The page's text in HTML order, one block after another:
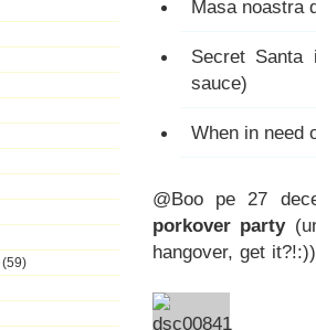
(59)
Masa noastra
Secret Santa
sauce)
When in need
@Boo pe 27
porkover party
hangover, get it?!:))